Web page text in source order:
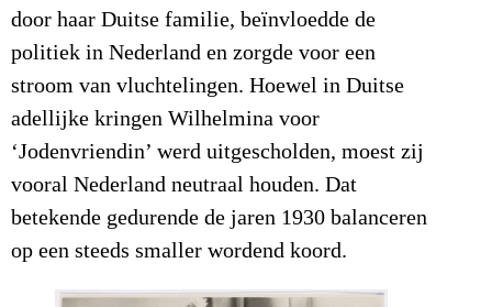
door haar Duitse familie, beïnvloedde de
politiek in Nederland en zorgde voor een
stroom van vluchtelingen. Hoewel in Duitse
adellijke kringen Wilhelmina voor
‘Jodenvriendin’ werd uitgescholden, moest zij
vooral Nederland neutraal houden. Dat
betekende gedurende de jaren 1930 balanceren
op een steeds smaller wordend koord.